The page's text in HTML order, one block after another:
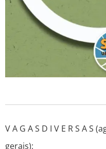
V A G A S D I V E R S A S
gerais):